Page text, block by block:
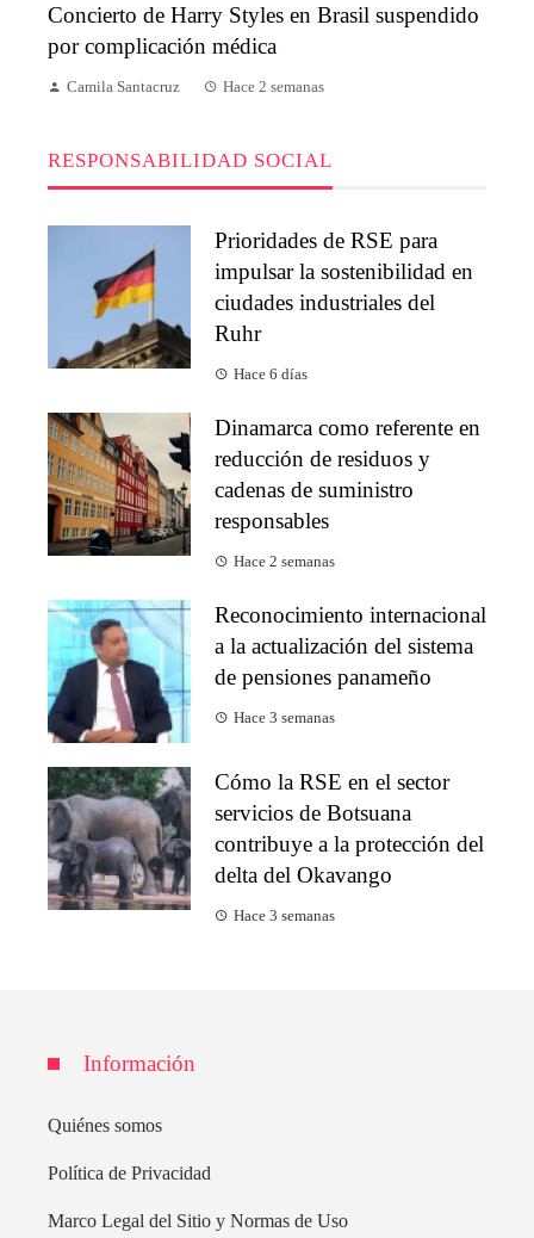
Concierto de Harry Styles en Brasil suspendido
por complicación médica
Camila Santacruz Hace 2 semanas
RESPONSABILIDAD SOCIAL
Prioridades de RSE para
impulsar la sostenibilidad en
ciudades industriales del
Ruhr
Hace 6 días
Dinamarca como referente en
reducción de residuos y
cadenas de suministro
responsables
Hace 2 semanas
Reconocimiento internacional
a la actualización del sistema
de pensiones panameño
Hace 3 semanas
Cómo la RSE en el sector
servicios de Botsuana
contribuye a la protección del
delta del Okavango
Hace 3 semanas
Información
Quiénes somos
Política de Privacidad
Marco Legal del Sitio y Normas de Uso